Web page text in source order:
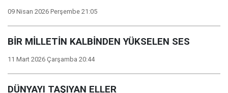
09 Nisan 2026 Perşembe 21:05
BİR MİLLETİN KALBİNDEN YÜKSELEN SES
11 Mart 2026 Çarşamba 20:44
DÜNYAYI TAŞIYAN ELLER